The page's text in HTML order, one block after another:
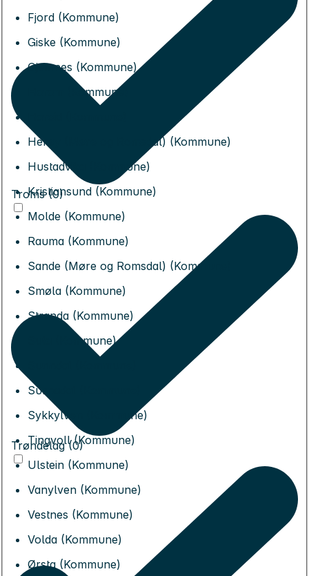
Fjord (Kommune)
Giske (Kommune)
Gjemnes (Kommune)
Haram (Kommune)
Herøy (Møre og Romsdal) (Kommune)
Hustadvika (Kommune)
Kristiansund (Kommune)
Molde (Kommune)
Rauma (Kommune)
Sande (Møre og Romsdal) (Kommune)
Smøla (Kommune)
Stranda (Kommune)
Sula (Kommune)
Surnadal (Kommune)
Sykkylven (Kommune)
Tingvoll (Kommune)
Ulstein (Kommune)
Vanylven (Kommune)
Vestnes (Kommune)
Volda (Kommune)
Ørsta (Kommune)
Troms (0)
Trøndelag (0)